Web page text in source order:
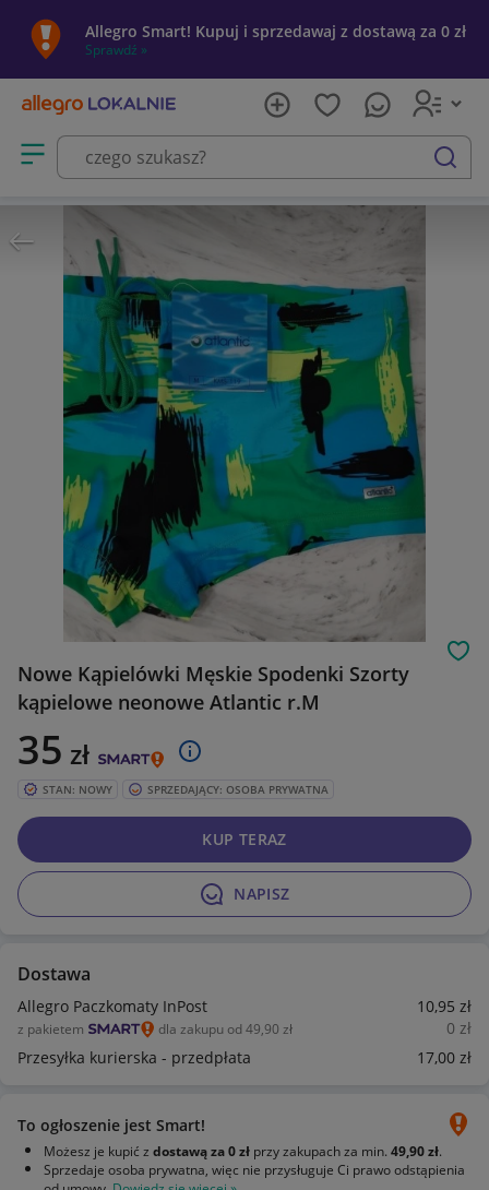
Allegro Smart! Kupuj i sprzedawaj z dostawą za 0 zł
Sprawdź »
Otwórz menu z kategoriami
szukaj
Nowe Kąpielówki Męskie Spodenki Szorty
kąpielowe neonowe Atlantic r.M
35 zł
STAN: NOWY SPRZEDAJĄCY: OSOBA PRYWATNA
NAPISZ
KUP TERAZ
Dostawa
Allegro Paczkomaty InPost 10,95 zł
z pakietem dla zakupu od 49,90 zł 0 zł
Przesyłka kurierska - przedpłata
17,00 zł
To ogłoszenie jest Smart!
Możesz je kupić z dostawą za 0 zł przy zakupach za min. 49,90 zł.
Sprzedaje osoba prywatna, więc nie przysługuje Ci prawo odstąpienia